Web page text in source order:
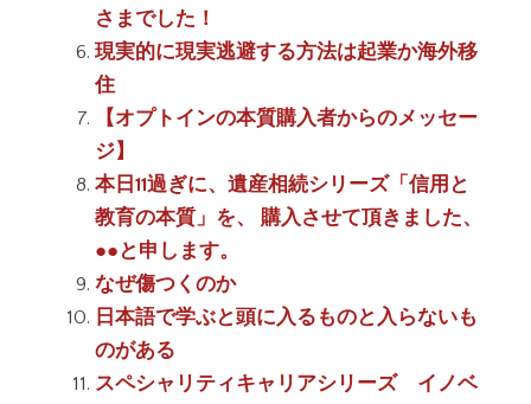
さまでした！
現実的に現実逃避する方法は起業か海外移
住
【オプトインの本質購入者からのメッセー
ジ】
本日11過ぎに、遺産相続シリーズ「信用と
教育の本質」を、 購入させて頂きました、
●●と申します。
なぜ傷つくのか
日本語で学ぶと頭に入るものと入らないも
のがある
スペシャリティキャリアシリーズ イノベ